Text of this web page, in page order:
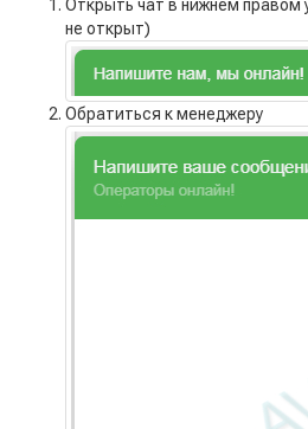
Открыть чат в нижнем правом
не открыт)
Обратиться к менеджеру